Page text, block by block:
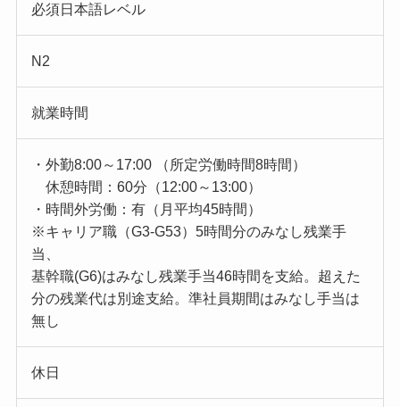
必須日本語レベル
N2
就業時間
・外勤8:00～17:00 （所定労働時間8時間）
休憩時間：60分（12:00～13:00）
・時間外労働：有（月平均45時間）
※キャリア職（G3-G53）5時間分のみなし残業手
当、
基幹職(G6)はみなし残業手当46時間を支給。超えた
分の残業代は別途支給。準社員期間はみなし手当は
無し
休日